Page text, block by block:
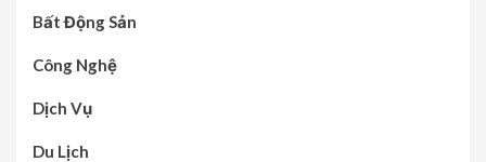
Bất Động Sản
Công Nghệ
Dịch Vụ
Du Lịch